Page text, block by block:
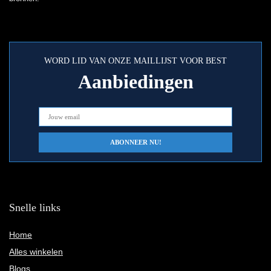
WORD LID VAN ONZE MAILLIJST VOOR BEST
Aanbiedingen
Snelle links
Home
Alles winkelen
Blogs